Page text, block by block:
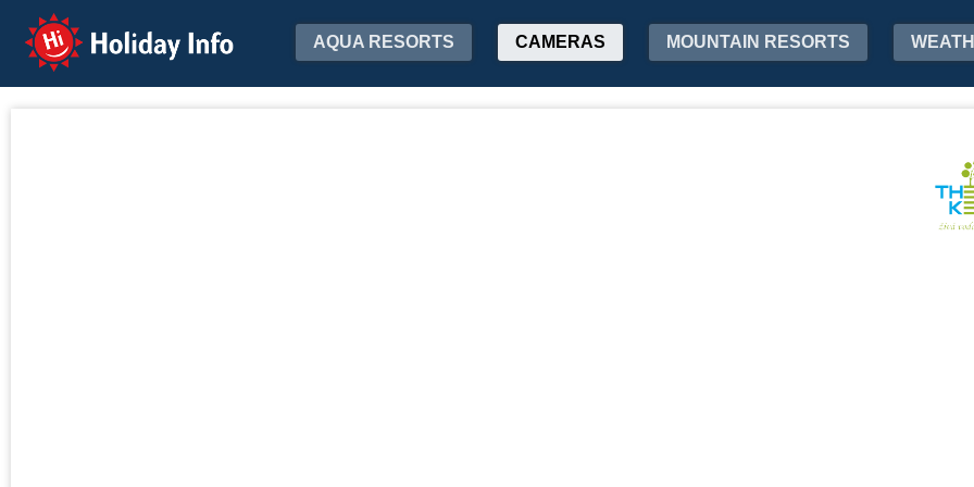
Holiday Info AQUA RESORTS CAMERAS MOUNTAIN RESORTS